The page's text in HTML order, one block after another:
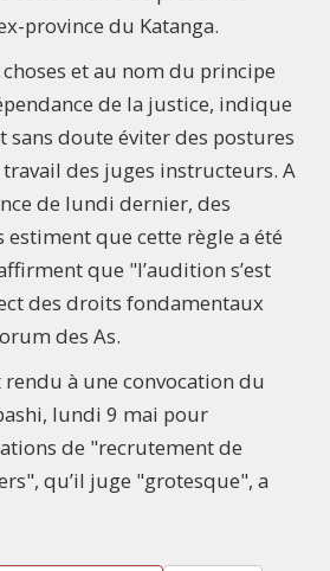
province du Katanga.
et au nom du principe
de la justice, indique
sans doute éviter des postures
des juges instructeurs. A
de lundi dernier, des
estiment que cette règle a été
que "l’audition s’est
des droits fondamentaux
des As.
rendu à une convocation du
lundi 9 mai pour
de "recrutement de
qu’il juge "grotesque", a